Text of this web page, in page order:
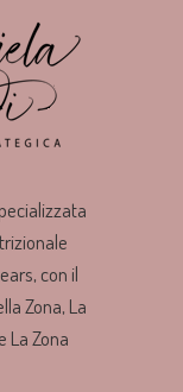
con il
Zona, La
La Zona